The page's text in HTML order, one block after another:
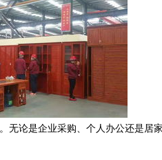
论是企业采购、个人办公还是居